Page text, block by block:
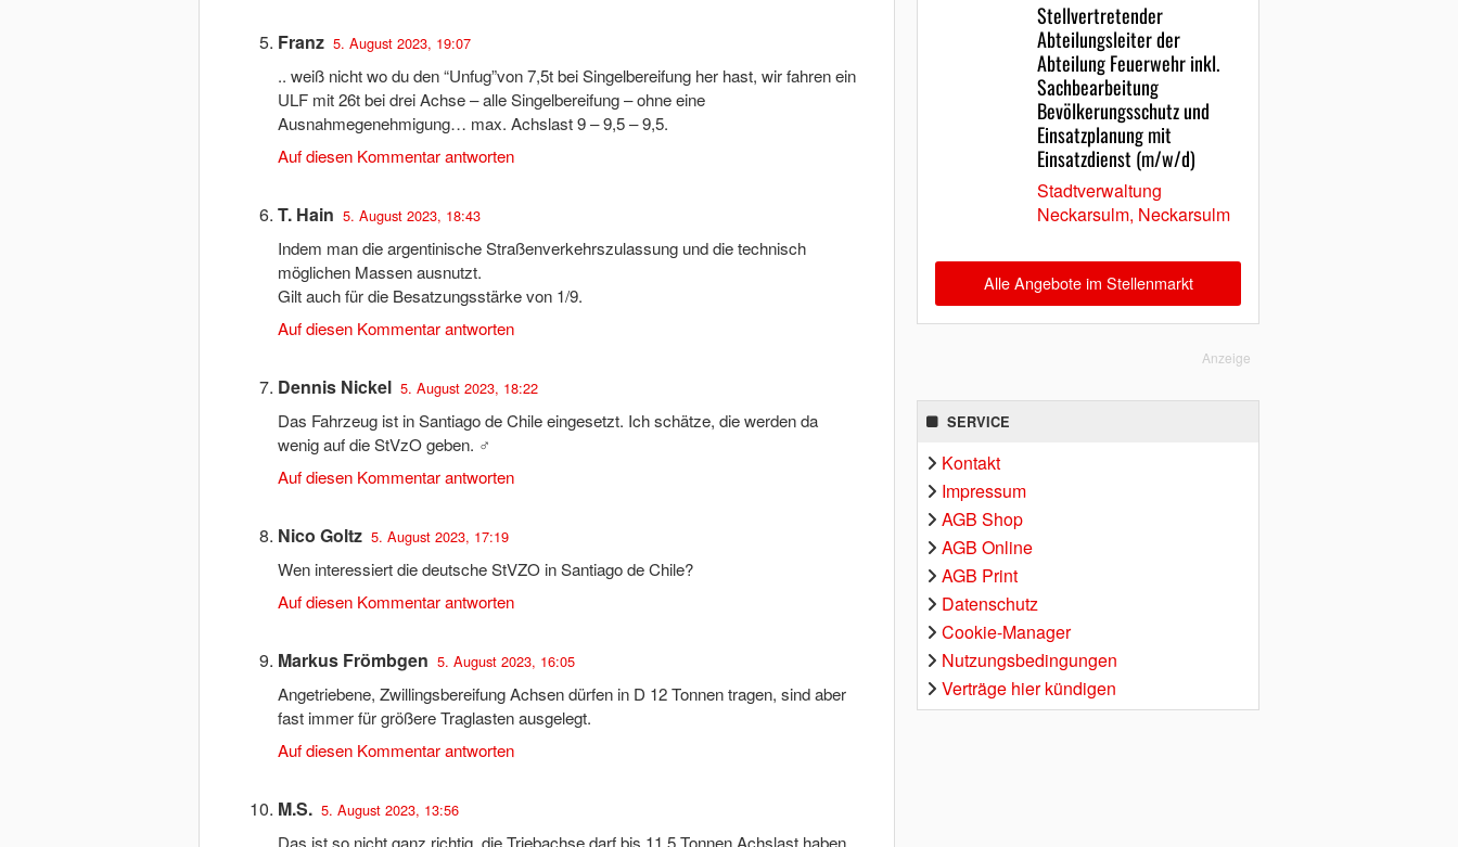
Franz 5. August 2023, 19:07
.. weiß nicht wo du den “Unfug”von 7,5t bei Singelbereifung her hast, wir fahren ein
ULF mit 26t bei drei Achse – alle Singelbereifung – ohne eine
Ausnahmegenehmigung… max. Achslast 9 – 9,5 – 9,5.
Auf diesen Kommentar antworten
T. Hain 5. August 2023, 18:43
Indem man die argentinische Straßenverkehrszulassung und die technisch
möglichen Massen ausnutzt.
Gilt auch für die Besatzungsstärke von 1/9.
Auf diesen Kommentar antworten
Dennis Nickel 5. August 2023, 18:22
Das Fahrzeug ist in Santiago de Chile eingesetzt. Ich schätze, die werden da
wenig auf die StVzO geben. ‍♂️
Auf diesen Kommentar antworten
Nico Goltz 5. August 2023, 17:19
Wen interessiert die deutsche StVZO in Santiago de Chile?
Auf diesen Kommentar antworten
Markus Frömbgen 5. August 2023, 16:05
Angetriebene, Zwillingsbereifung Achsen dürfen in D 12 Tonnen tragen, sind aber
fast immer für größere Traglasten ausgelegt.
Auf diesen Kommentar antworten
M.S. 5. August 2023, 13:56
Das ist so nicht ganz richtig, die Triebachse darf bis 11,5 Tonnen Achslast haben
Stellvertretender
Abteilungsleiter der
Abteilung Feuerwehr inkl.
Sachbearbeitung
Bevölkerungsschutz und
Einsatzplanung mit
Einsatzdienst (m/w/d)
Stadtverwaltung
Neckarsulm, Neckarsulm
Alle Angebote im Stellenmarkt
Anzeige
SERVICE
Kontakt
Impressum
AGB Shop
AGB Online
AGB Print
Datenschutz
Cookie-Manager
Nutzungsbedingungen
Verträge hier kündigen